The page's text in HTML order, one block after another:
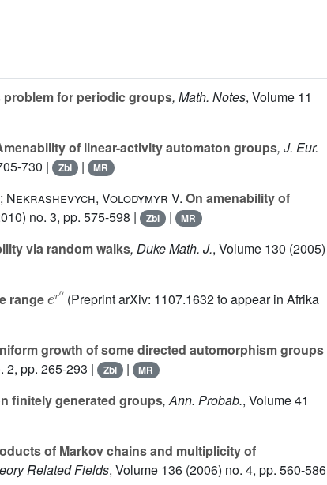
problem for periodic groups, Math. Notes, Volume 11
of linear-activity automaton groups, J. Eur.
730 | Zbl | MR
Nekrashevych, Volodymyr V. On amenability of
no. 3, pp. 575-598 | Zbl | MR
via random walks, Duke Math. J., Volume 130 (2005)
range
rα
(Preprint arXiv: 1107.1632 to appear in Afrika
growth of some directed automorphism groups
2, pp. 265-293 | Zbl | MR
finitely generated groups, Ann. Probab., Volume 41
of Markov chains and multiplicity of
Related Fields, Volume 136 (2006) no. 4, pp. 560-586